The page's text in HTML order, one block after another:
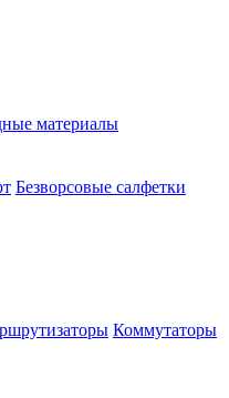
материалы
Безворсовые салфетки
Коммутаторы